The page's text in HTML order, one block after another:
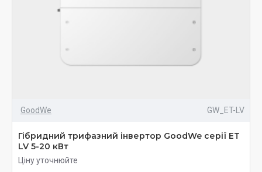
GoodWe GW_ET-LV
Гібридний трифазний інвертор GoodWe серії ET
LV 5-20 кВт
Ціну уточнюйте